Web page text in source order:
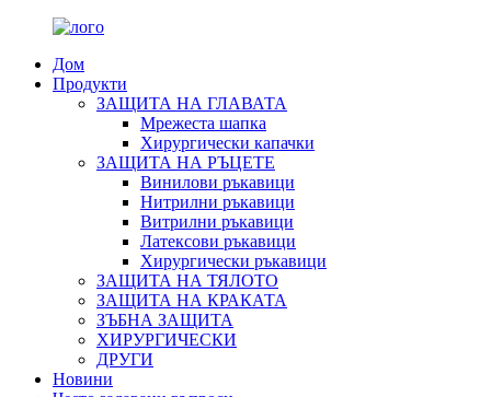
Дом
Продукти
ЗАЩИТА НА ГЛАВАТА
Мрежеста шапка
Хирургически капачки
ЗАЩИТА НА РЪЦЕТЕ
Винилови ръкавици
Нитрилни ръкавици
Витрилни ръкавици
Латексови ръкавици
Хирургически ръкавици
ЗАЩИТА НА ТЯЛОТО
ЗАЩИТА НА КРАКАТА
ЗЪБНА ЗАЩИТА
ХИРУРГИЧЕСКИ
ДРУГИ
Новини